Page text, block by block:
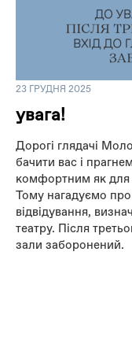
23 ГРУДНЯ 2025
увага!
Дорогі глядачі
бачити вас і
комфортним як для
Тому нагадуємо
відвідування,
театру. Після
зали заборонений.